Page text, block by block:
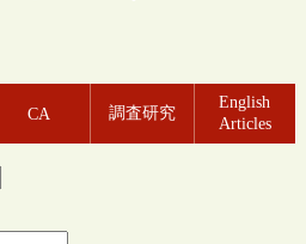
CA 調査研究
English
Articles